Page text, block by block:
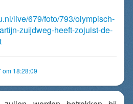
live/679/foto/793/olympisch-
zuijdweg-heeft-zojuist-de-
18:28:09